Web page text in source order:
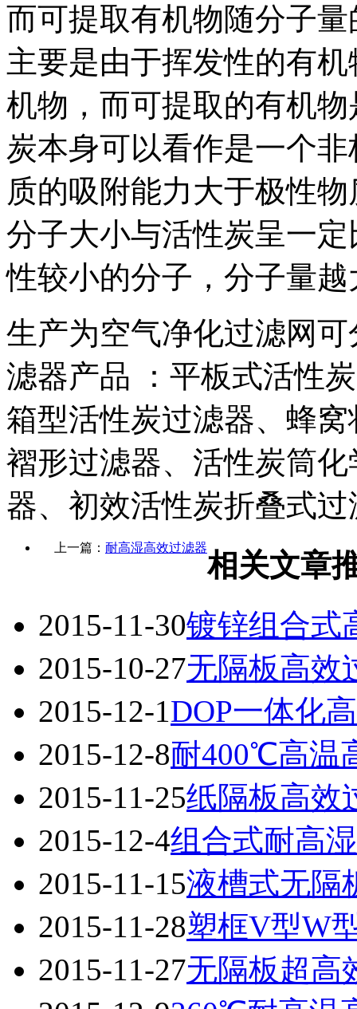
而可提取有机物随分子
主要是由于挥发性的有
机物，而可提取的有机
炭本身可以看作是一个
质的吸附能力大于极性
分子大小与活性炭呈一
性较小的分子，分子量
生产为空气净化过滤网
滤器产品 ：平板式活性
箱型活性炭过滤器、蜂
褶形过滤器、活性炭筒
器、初效活性炭折叠式
上一篇： 耐高湿高效过滤器
相关文章
2015-11-30镀锌组合式
2015-10-27无隔板高效
2015-12-1DOP一体化
2015-12-8耐400℃高温
2015-11-25纸隔板高效
2015-12-4组合式耐高
2015-11-15液槽式无隔
2015-11-28塑框V型W
2015-11-27无隔板超高